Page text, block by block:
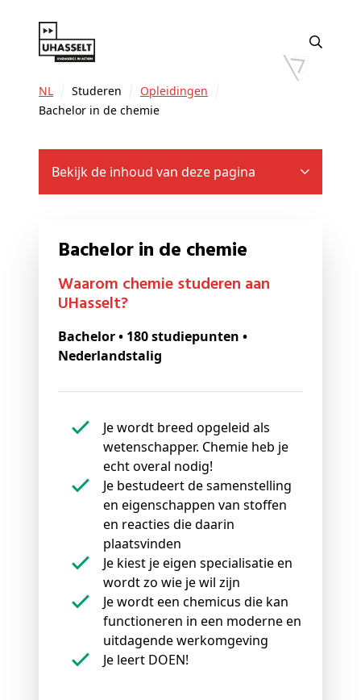
NL Studeren
Opleidingen
Bachelor in de chemie
Bekijk de inhoud van deze pagina
Bachelor in de chemie
Waarom chemie studeren aan
UHasselt?
Bachelor • 180 studiepunten •
Nederlandstalig
Je wordt breed opgeleid als
wetenschapper. Chemie heb je
echt overal nodig!
Je bestudeert de samenstelling
en eigenschappen van stoffen
en reacties die daarin
plaatsvinden
Je kiest je eigen specialisatie en
wordt zo wie je wil zijn
Je wordt een chemicus die kan
functioneren in een moderne en
uitdagende werkomgeving
Je leert DOEN!